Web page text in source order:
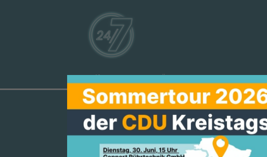
Aktuelles Über uns
CDU HÄLT WORT
GEMEINDE